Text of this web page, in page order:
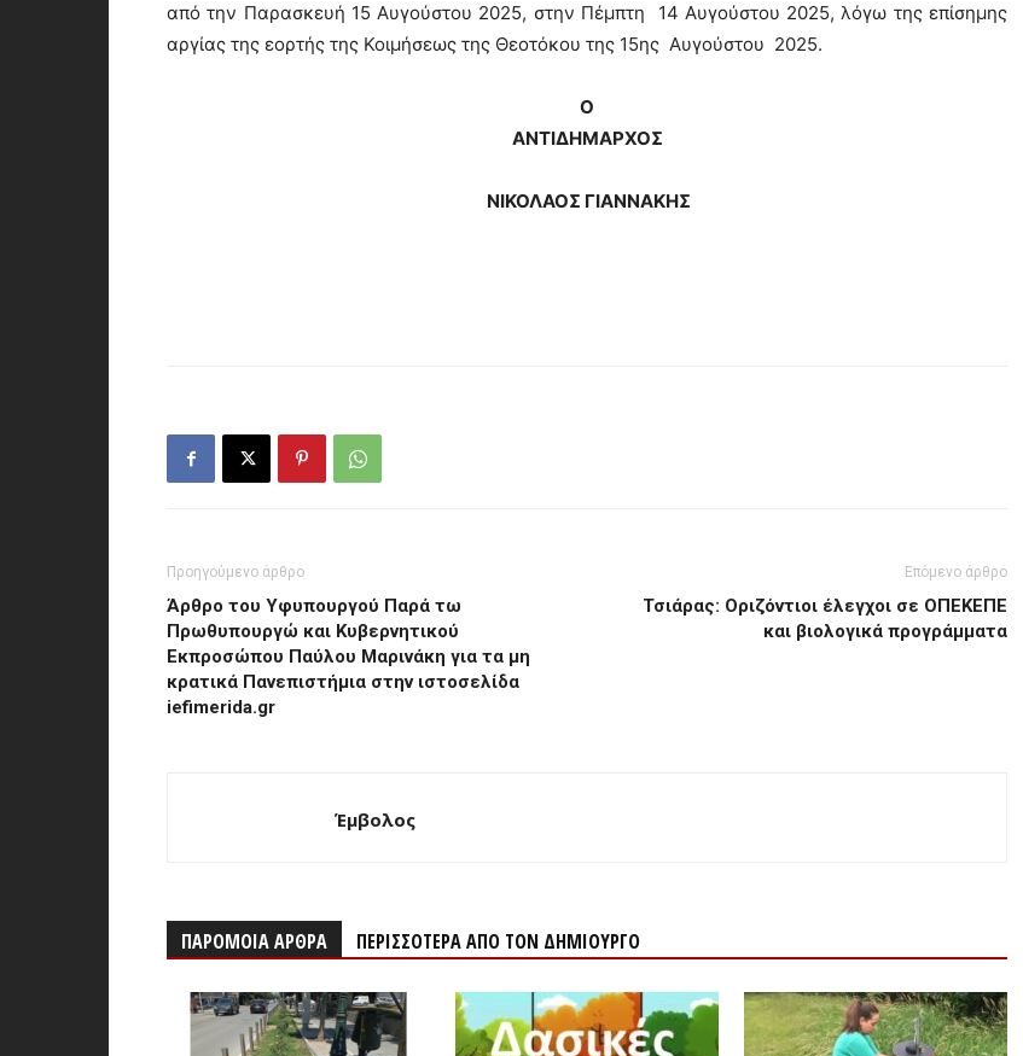
από την Παρασκευή 15 Αυγούστου 2025, στην Πέμπτη 14 Αυγούστου 2025, λόγω της επίσημης
αργίας της εορτής της Κοιμήσεως της Θεοτόκου της 15ης Αυγούστου 2025.
Ο
ΑΝΤΙΔΗΜΑΡΧΟΣ
ΝΙΚΟΛΑΟΣ ΓΙΑΝΝΑΚΗΣ
Προηγούμενο άρθρο
Άρθρο του Υφυπουργού Παρά τω
Πρωθυπουργώ και Κυβερνητικού
Εκπροσώπου Παύλου Μαρινάκη για τα μη
κρατικά Πανεπιστήμια στην ιστοσελίδα
iefimerida.gr
Επόμενο άρθρο
Τσιάρας: Οριζόντιοι έλεγχοι σε ΟΠΕΚΕΠΕ
και βιολογικά προγράμματα
Έμβολος
ΠΑΡΟΜΟΙΑ ΑΡΘΡΑ ΠΕΡΙΣΣΟΤΕΡΑ ΑΠΟ ΤΟΝ ΔΗΜΙΟΥΡΓΟ